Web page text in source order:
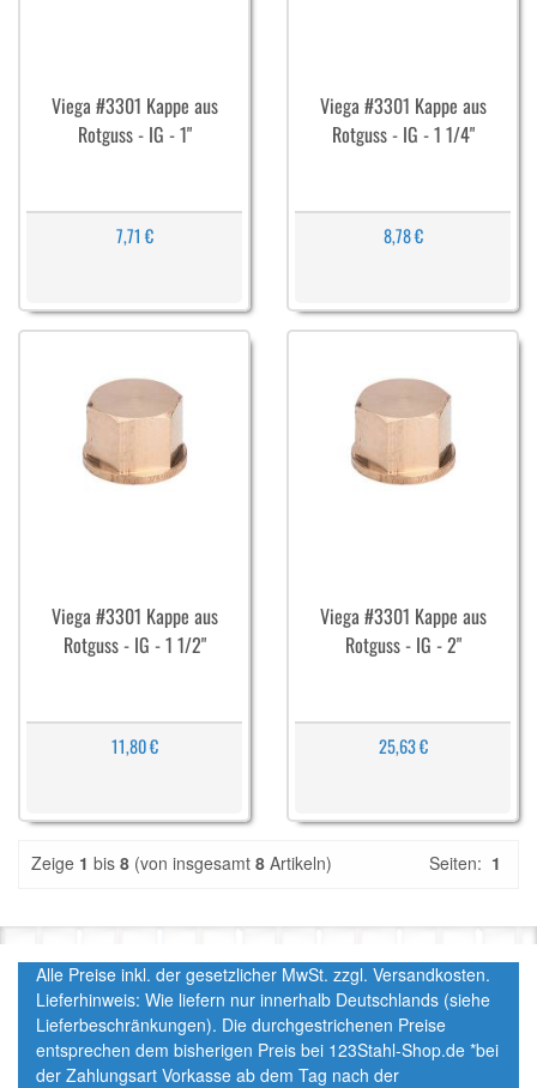
Viega #3301 Kappe aus
Rotguss - IG - 1"
7,71 €
Viega #3301 Kappe aus
Rotguss - IG - 1 1/4"
8,78 €
Viega #3301 Kappe aus
Rotguss - IG - 1 1/2"
11,80 €
Viega #3301 Kappe aus
Rotguss - IG - 2"
25,63 €
Zeige 1 bis 8 (von insgesamt 8 Artikeln) Seiten: 1
Alle Preise inkl. der gesetzlicher MwSt. zzgl. Versandkosten.
Lieferhinweis: Wie liefern nur innerhalb Deutschlands (siehe
Lieferbeschränkungen). Die durchgestrichenen Preise
entsprechen dem bisherigen Preis bei 123Stahl-Shop.de *bei
der Zahlungsart Vorkasse ab dem Tag nach der